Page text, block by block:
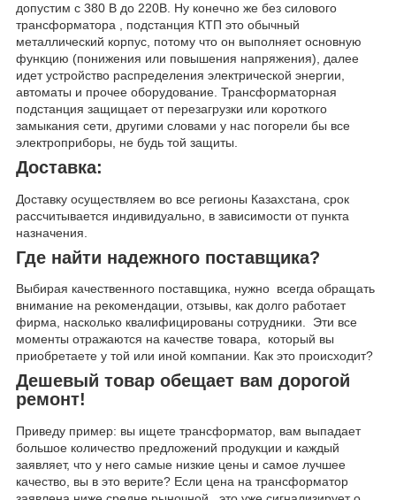
допустим с 380 В до 220В. Ну конечно же без силового
трансформатора , подстанция КТП это обычный
металлический корпус, потому что он выполняет основную
функцию (понижения или повышения напряжения), далее
идет устройство распределения электрической энергии,
автоматы и прочее оборудование. Трансформаторная
подстанция защищает от перезагрузки или короткого
замыкания сети, другими словами у нас погорели бы все
электроприборы, не будь той защиты.
Доставка:
Доставку осуществляем во все регионы Казахстана, срок
рассчитывается индивидуально, в зависимости от пункта
назначения.
Где найти надежного поставщика?
Выбирая качественного поставщика, нужно всегда обращать
внимание на рекомендации, отзывы, как долго работает
фирма, насколько квалифицированы сотрудники. Эти все
моменты отражаются на качестве товара, который вы
приобретаете у той или иной компании. Как это происходит?
Дешевый товар обещает вам дорогой
ремонт!
Приведу пример: вы ищете трансформатор, вам выпадает
большое количество предложений продукции и каждый
заявляет, что у него самые низкие цены и самое лучшее
качество, вы в это верите? Если цена на трансформатор